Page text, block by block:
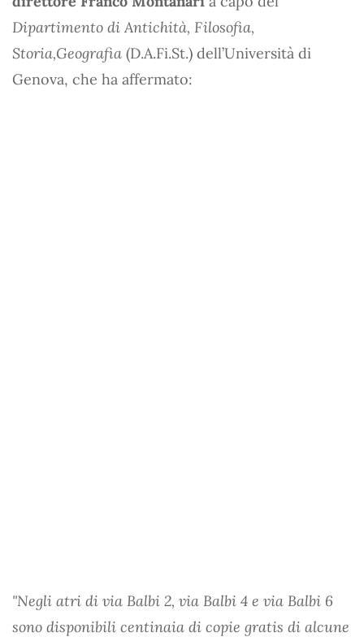
Dipartimento di Antichità, Filosofia,
Storia,Geografia (D.A.Fi.St.) dell’Università di
Genova, che ha affermato:
"Negli atri di via Balbi 2, via Balbi 4 e via Balbi 6
sono disponibili centinaia di copie gratis di alcune